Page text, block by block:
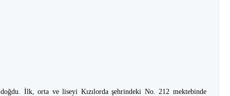
İlk, orta ve liseyi Kızılorda şehrindeki No. 212 mektebinde